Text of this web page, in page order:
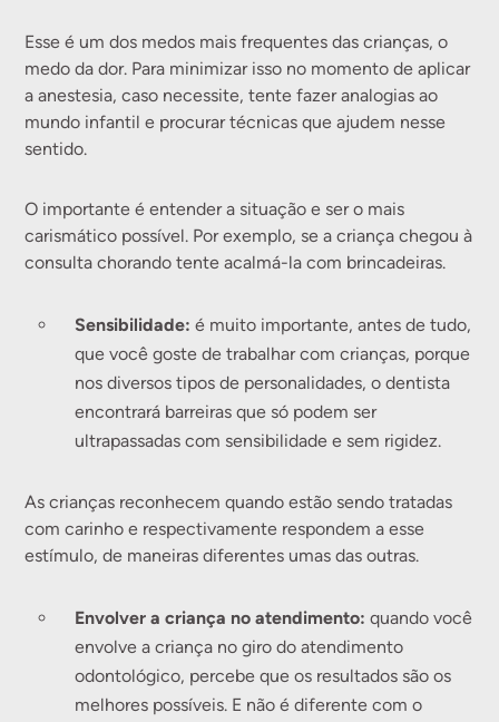
Esse é um dos medos mais frequentes das crianças, o
medo da dor. Para minimizar isso no momento de aplicar
a anestesia, caso necessite, tente fazer analogias ao
mundo infantil e procurar técnicas que ajudem nesse
sentido.
O importante é entender a situação e ser o mais
carismático possível. Por exemplo, se a criança chegou à
consulta chorando tente acalmá-la com brincadeiras.
Sensibilidade:é muito importante, antes de tudo,
que você goste de trabalhar com crianças, porque
nos diversos tipos de personalidades, o dentista
encontrará barreiras que só podem ser
ultrapassadas com sensibilidade e sem rigidez.
As crianças reconhecem quando estão sendo tratadas
com carinho e respectivamente respondem a esse
estímulo, de maneiras diferentes umas das outras.
Envolver a criança no atendimento: quando você
envolve a criança no giro do atendimento
odontológico, percebe que os resultados são os
melhores possíveis. E não é diferente com o